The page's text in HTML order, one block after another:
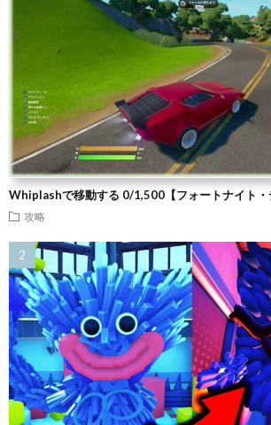
Whiplashで移動する 0/1,500【フォートナイト・
攻略